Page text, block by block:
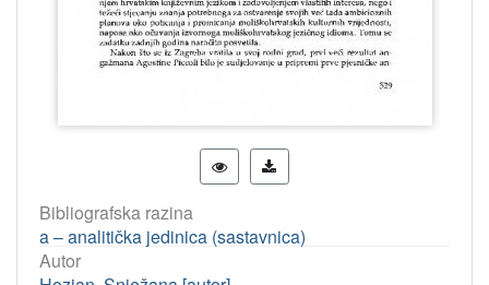
Bibliografska razina
a – analitička jedinica (sastavnica)
Autor